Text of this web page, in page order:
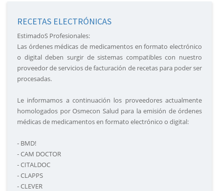
RECETAS ELECTRÓNICAS
EstimadoS Profesionales:
Las órdenes médicas de medicamentos en formato electrónico
o digital deben surgir de sistemas compatibles con nuestro
proveedor de servicios de facturación de recetas para poder ser
procesadas.
Le informamos a continuación los proveedores actualmente
homologados por Osmecon Salud para la emisión de órdenes
médicas de medicamentos en formato electrónico o digital:
- BMD!
- CAM DOCTOR
- CITALDOC
- CLAPPS
- CLEVER